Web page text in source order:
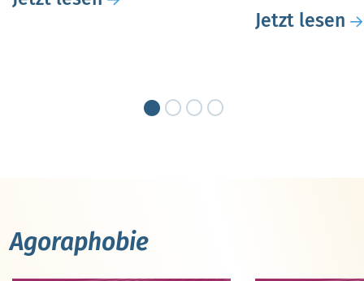
Jetzt lesen
Agoraphobie